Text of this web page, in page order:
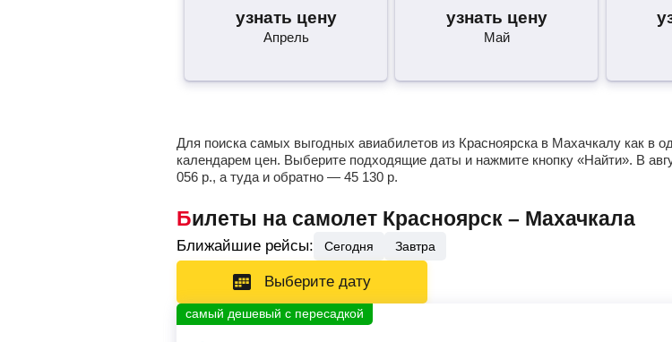
узнать цену
Апрель
узнать цену
Май
Для поиска самых выгодных авиабилетов из Красноярска в Махачкалу как в
календарем цен. Выберите подходящие даты и нажмите кнопку «Найти». В
056 р., а туда и обратно — 45 130 р.
Билеты на самолет Красноярск – Махачкала
Ближайшие рейсы: Сегодня Завтра
Выберите дату